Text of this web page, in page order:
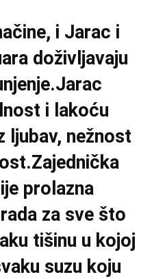
i Jarac i
doživljavaju
i lakoću
ljubav, nežnost
prolazna
za sve što
tišinu u kojoj
suzu koju